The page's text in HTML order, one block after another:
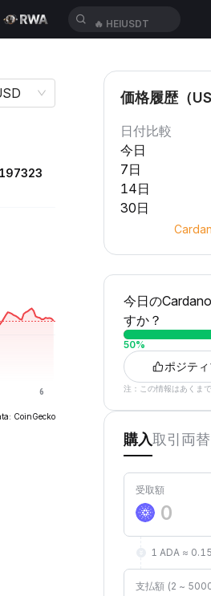
🔥 HEIUSDT
CoinGecko
価格履歴（
日付比較
今日
7日
14日
30日
今日の
すか？
50%
ポジテ
注：この情報はあくま
購入取引 両替
受取額
1 ADA ≈
支払額 (2 ~